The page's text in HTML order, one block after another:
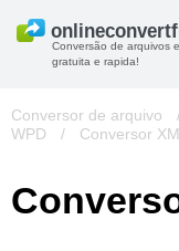
Conversão de arquivos
gratuita e rapida!
Conversor de arquivo
WPD
/ Conversor